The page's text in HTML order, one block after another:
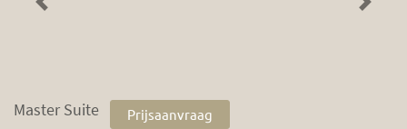
Previous Next
Master Suite Prijsaanvraag